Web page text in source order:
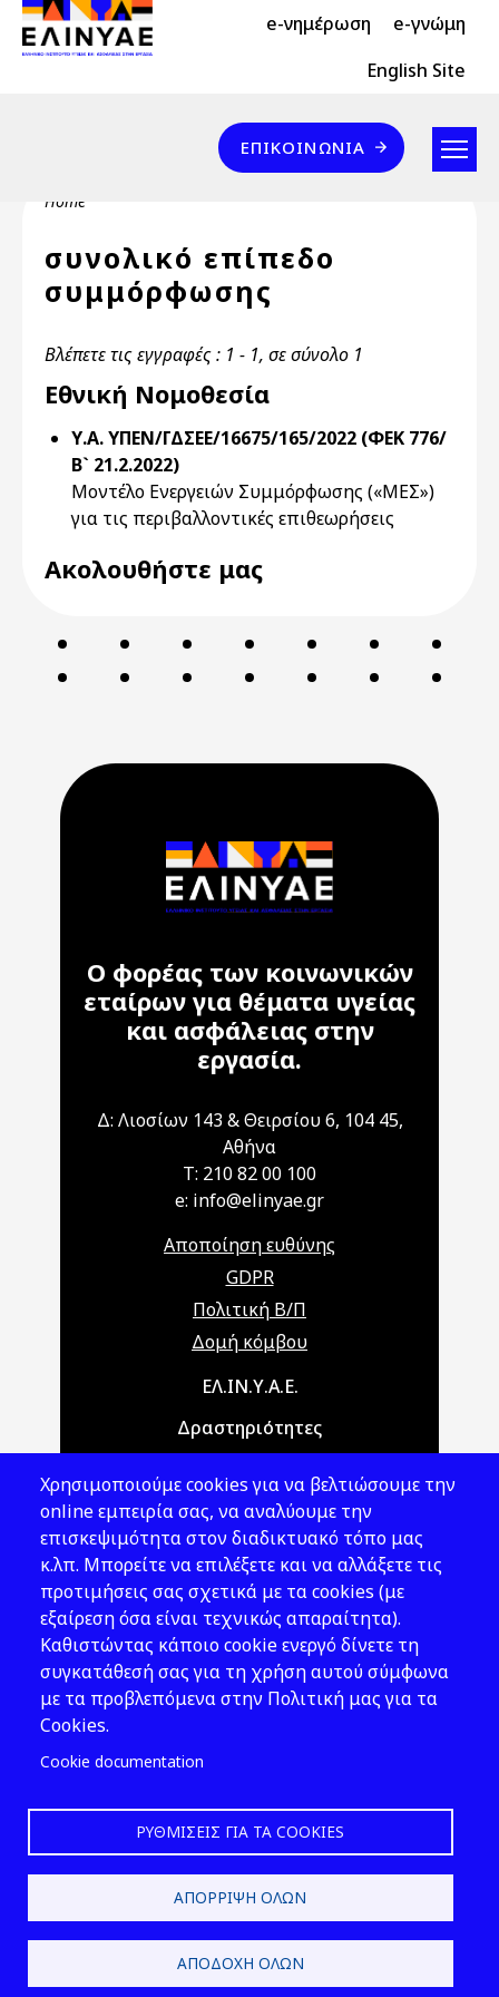
Skip to main content
Header Top 2 e-νημέρωση e-γνώμη
Header Top English Site
Επικοινωνία
ΕΠΙΚΟΙΝΩΝΊΑ
Breadcrumb
Home
συνολικό επίπεδο
συμμόρφωσης
Βλέπετε τις εγγραφές : 1 - 1, σε σύνολο 1
Εθνική Νομοθεσία
Υ.Α. ΥΠΕΝ/ΓΔΣΕΕ/16675/165/2022 (ΦΕΚ 776/
Β` 21.2.2022)
Μοντέλο Ενεργειών Συμμόρφωσης («ΜΕΣ»)
για τις περιβαλλοντικές επιθεωρήσεις
Ακολουθήστε μας
Ο φορέας των κοινωνικών
εταίρων για θέματα υγείας
και ασφάλειας στην
εργασία.
Δ: Λιοσίων 143 & Θειρσίου 6, 104 45,
Αθήνα
T: 210 82 00 100
e: info@elinyae.gr
Αποποίηση ευθύνης
GDPR
Πολιτική Β/Π
Δομή κόμβου
Main navigationΕΛ.ΙΝ.Υ.Α.Ε.
Δραστηριότητες
Νομοθεσία
Εκδόσεις
Νέα - Εκδηλώσεις
Ακολουθήστε μας
Χρησιμοποιούμε cookies για να βελτιώσουμε την
online εμπειρία σας, να αναλύουμε την
επισκεψιμότητα στον διαδικτυακό τόπο μας
κ.λπ. Μπορείτε να επιλέξετε και να αλλάξετε τις
προτιμήσεις σας σχετικά με τα cookies (με
εξαίρεση όσα είναι τεχνικώς απαραίτητα).
Καθιστώντας κάποιο cookie ενεργό δίνετε τη
συγκατάθεσή σας για τη χρήση αυτού σύμφωνα
με τα προβλεπόμενα στην Πολιτική μας για τα
Cookies.
Cookie documentation
ΡΥΘΜΊΣΕΙΣ ΓΙΑ ΤΑ COOKIES
ΑΠΌΡΡΙΨΗ ΌΛΩΝ
ΑΠΟΔΟΧΉ ΌΛΩΝ
2026 © ΕΛ.ΙΝ.Υ.Α.Ε.
Design & Development by